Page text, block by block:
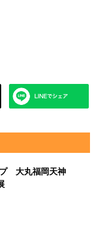
大丸福岡天神